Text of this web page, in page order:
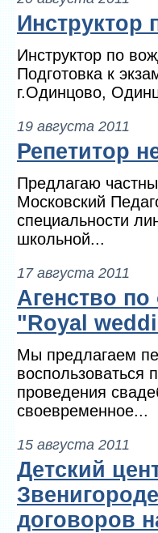
Инструктор
Инструктор по
Подготовка к
г.Одинцово,
19 августа 2011
Репетитор
Предлагаю
Московский
специальности
школьной...
17 августа 2011
Агенство
"Royal
Мы предлагаем
воспользоваться
проведения
своевременное...
15 августа 2011
Детский
договоров